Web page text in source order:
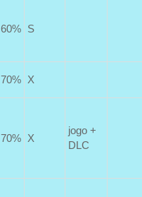
60% S
70% X
70% X
jogo +
DLC